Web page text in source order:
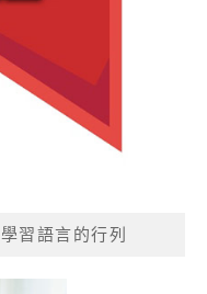
習語言的行列